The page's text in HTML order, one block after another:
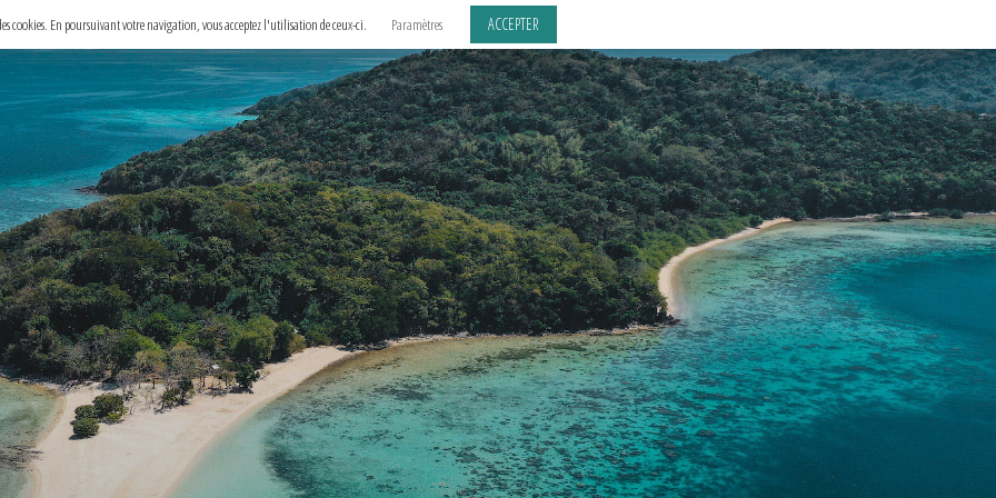
cookies. En poursuivant votre navigation, vous acceptez l'utilisation de ceux-ci. Paramètres ACCEPTER